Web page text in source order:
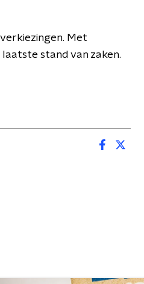
Met
stand van zaken.